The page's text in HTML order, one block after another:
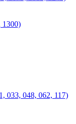
1300)
033, 048, 062, 117)